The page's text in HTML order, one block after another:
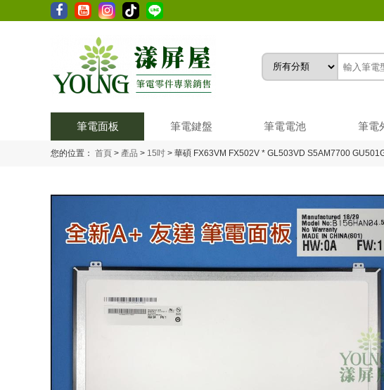
筆電面板 筆電鍵盤 筆電電池 筆電
您的位置： 首頁 > 產品 > 15吋 > 華碩 FX63VM FX502V * GL503VD S5AM7700